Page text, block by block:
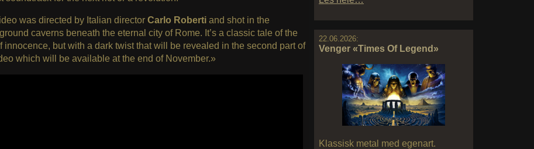
22.06.2026:
Venger «Times Of Legend»
Klassisk metal med egenart.
was directed by Italian director Carlo Robertiand shot in the
caverns beneath the eternal city of Rome. It’s a classic tale of the
innocence, but with a dark twist that will be revealed in the second part of
which will be available at the end of November.»